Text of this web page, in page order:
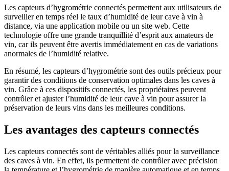
Les capteurs d’hygrométrie connectés permettent aux utilisateurs de
surveiller en temps réel le taux d’humidité de leur cave à vin à
distance, via une application mobile ou un site web. Cette
technologie offre une grande tranquillité d’esprit aux amateurs de
vin, car ils peuvent être avertis immédiatement en cas de variations
anormales de l’humidité relative.
En résumé, les capteurs d’hygrométrie sont des outils précieux pour
garantir des conditions de conservation optimales dans les caves à
vin. Grâce à ces dispositifs connectés, les propriétaires peuvent
contrôler et ajuster l’humidité de leur cave à vin pour assurer la
préservation de leurs vins dans les meilleures conditions.
Les avantages des capteurs connectés
Les capteurs connectés sont de véritables alliés pour la surveillance
des caves à vin. En effet, ils permettent de contrôler avec précision